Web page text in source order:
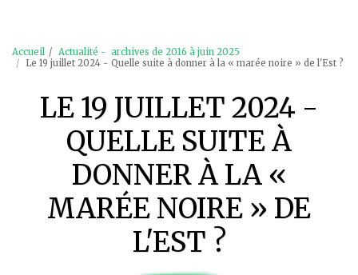
Accueil
Actualité - archives de 2016 à juin 2025
Le 19 juillet 2024 - Quelle suite à donner à la « marée noire » de l'Est ?
LE 19 JUILLET 2024 -
QUELLE SUITE À
DONNER À LA «
MARÉE NOIRE » DE
L'EST ?